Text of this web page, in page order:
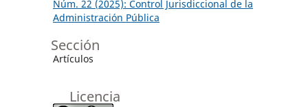
Núm. 22 (2025): Control Jurisdiccional de la
Administración Pública
Sección
Artículos
Licencia